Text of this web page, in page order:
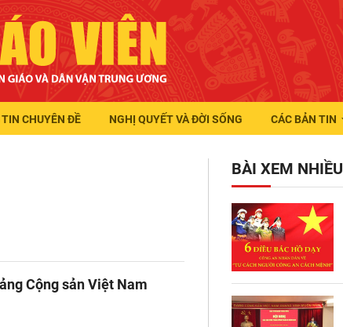
CHUYÊN ĐỀ NGHỊ QUYẾT VÀ ĐỜI SỐNG CÁC BẢN TIN
Cộng sản Việt Nam
BÀI XEM NHIỀU